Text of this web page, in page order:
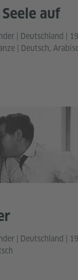
auf
| Deutschland |
| Deutsch,
| Deutschland |